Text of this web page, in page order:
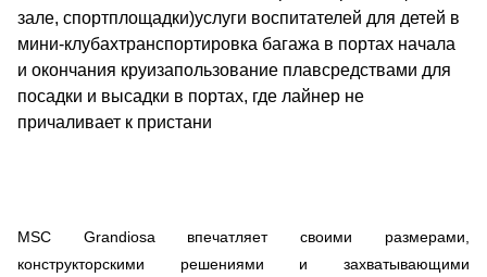
MSC Grandiosa впечатляет своими размерами,
конструкторскими решениями и захватывающими
зале, спортплощадки)услуги воспитателей для детей в
мини-клубахтранспортировка багажа в портах начала
и окончания круизапользование плавсредствами для
посадки и высадки в портах, где лайнер не
причаливает к пристани